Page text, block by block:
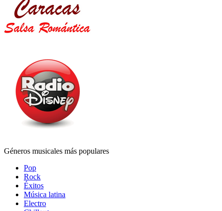
Géneros musicales más populares
Pop
Rock
Éxitos
Música latina
Electro